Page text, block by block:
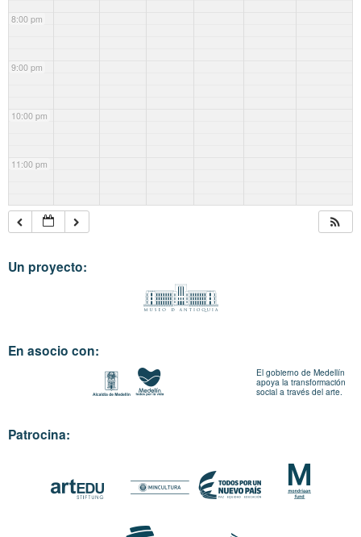
8:00 pm
9:00 pm
10:00 pm
11:00 pm
Un proyecto:
En asocio con:
El gobierno de Medellín
apoya la transformación
social a través del arte.
Patrocina: